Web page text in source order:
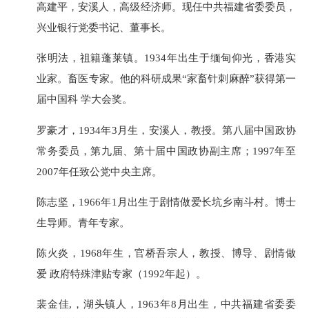
高建平，安溪人，高级经济师。现任中共福建省委委员，
兴业银行党委书记、董事长。
张明法，祖籍蓬莱镇。1934年出生于缅甸仰光，香港实
业家。畜医专家。他的科研成果“家畜针刺麻醉”获得第一
届中国科 学大会奖。
罗豪才，1934年3月生，安溪人，教授。第八届中国政协
常务委员，第九届、第十届中国政协副主席；1997年至
2007年任致公党中央主席。
陈志坚，1966年1月出生于剧情做爱长坑乡南斗村。博士
生导师。青年专家。
陈火炎，1968年生，官桥吾宗人，教授、博导、剧情做
爱 政府特殊津贴专家（1992年起）。
裴金佳,，湖头镇人，1963年8月出生，中共福建省委委